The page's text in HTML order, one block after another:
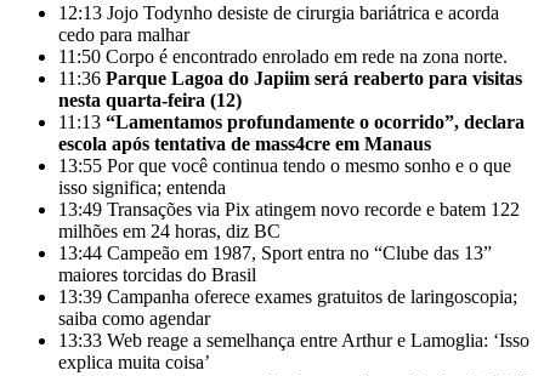
12:13 Jojo Todynho desiste de cirurgia bariátrica e acorda
cedo para malhar
11:50 Corpo é encontrado enrolado em rede na zona norte.
11:36 Parque Lagoa do Japiim será reaberto para visitas
nesta quarta-feira (12)
11:13 “Lamentamos profundamente o ocorrido”, declara
escola após tentativa de mass4cre em Manaus
13:55 Por que você continua tendo o mesmo sonho e o que
isso significa; entenda
13:49 Transações via Pix atingem novo recorde e batem 122
milhões em 24 horas, diz BC
13:44 Campeão em 1987, Sport entra no “Clube das 13”
maiores torcidas do Brasil
13:39 Campanha oferece exames gratuitos de laringoscopia;
saiba como agendar
13:33 Web reage a semelhança entre Arthur e Lamoglia: ‘Isso
explica muita coisa’